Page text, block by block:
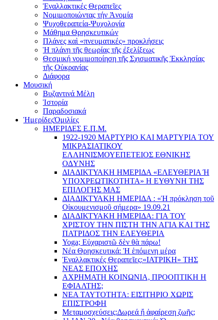
Ἐναλλακτικές Θεραπεῖες
Νομιμοποιώντας τήν Ἀνομία
Ψυχοθεραπεία-Ψυχολογία
Μάθημα Θρησκευτικών
Πλάνες καὶ «πνευματικές» προκλήσεις
Ἡ πλάνη τῆς θεωρίας τῆς ἐξελίξεως
Θεσμική νομιμοποίηση τῆς Σχισματικῆς Ἐκκλησίας
τῆς Οὐκρανίας
Διάφορα
Μουσική
Βυζαντινά Μέλη
Ἰστορία
Παραδοσιακά
ἩμερίδεςὉμιλίες
ΗΜΕΡΙΔΕΣ Ε.Π.Μ.
1922-1920 ΜΑΡΤΥΡΙΟ ΚΑI ΜΑΡΤΥΡIΑ ΤΟΥ
ΜΙΚΡΑΣΙΑΤΙΚΟΥ
EΛΛΗΝΙΣΜΟΥEΠEΤΕΙΟΣ EΘΝΙΚHΣ
O∆YΝΗΣ
ΔΙΑΔΙΚΤΥΑΚΗ ΗΜΕΡΙΔΑ «EΛΕΥΘΕΡΙΑ Ή
YΠΟΧΡΕΩΤΙΚΟΤΗΤΑ» Η ΕΥΘΥΝΗ ΤΗΣ
EΠΙΛΟΓΗΣ ΜΑΣ
ΔΙΑΔΙΚΤΥΑΚΗ ΗΜΕΡΙΔΑ : «Ἡ πρόκληση τοῦ
Οἰκουμενισμοῦ σήμερα» 19.09.21
ΔΙΑΔΙΚΤΥΑΚΗ ΗΜΕΡΙΔΑ: ΓΙΑ ΤΟΥ
ΧΡΙΣΤΟΥ ΤΗΝ ΠΙΣΤΗ ΤΗΝ ΑΓΙΑ ΚΑΙ ΤΗΣ
ΠΑΤΡΙΔΟΣ ΤΗΝ ΕΛΕΥΘΕΡΙΑ
Yoga; Εὐχαριστῶ δὲν θὰ πάρω!
Νέα Θρησκευτικά: Ἡ ἑπόμενη μέρα
Ἐναλλακτικές Θεραπεῖες:«ΙΑΤΡΙΚΗ» ΤΗΣ
ΝΕΑΣ ΕΠΟΧΗΣ
ΑΧΡΗΜΑΤΗ ΚΟΙΝΩΝΙΑ, ΠΡΟΟΠΤΙΚΗ Η
ΕΦΙΑΛΤΗΣ;
ΝΕΑ ΤΑΥΤΟΤΗΤΑ: ΕΙΣΙΤΗΡΙΟ ΧΩΡΙΣ
ΕΠΙΣΤΡΟΦΗ
Μεταμοσχεύσεις:Δωρεά ἤ ἀφαίρεση ζωῆς;